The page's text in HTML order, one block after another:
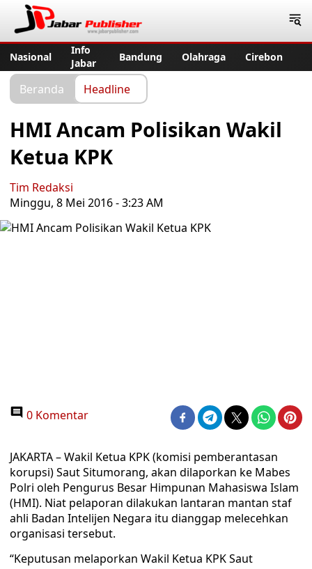
Nasional
Info
Jabar
Bandung Olahraga Cirebon
Beranda Headline
HMI Ancam Polisikan Wakil
Ketua KPK
Tim Redaksi
Minggu, 8 Mei 2016 - 3:23 AM
0 Komentar
JAKARTA – Wakil Ketua KPK (komisi pemberantasan
korupsi) Saut Situmorang, akan dilaporkan ke Mabes
Polri oleh Pengurus Besar Himpunan Mahasiswa Islam
(HMI). Niat pelaporan dilakukan lantaran mantan staf
ahli Badan Intelijen Negara itu dianggap melecehkan
organisasi tersebut.
“Keputusan melaporkan Wakil Ketua KPK Saut